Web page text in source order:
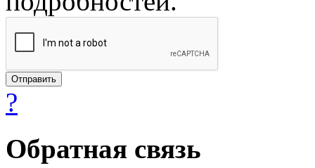
?
Обратная связь